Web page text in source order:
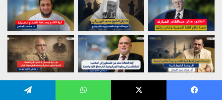
تابعنا على الشبكات الاجتماعية